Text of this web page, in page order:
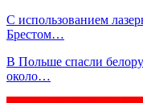
С использованием
Брестом…
В Польше спасли
около…